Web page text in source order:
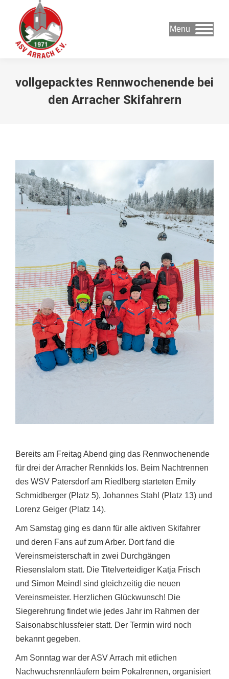
Menu
vollgepacktes Rennwochenende bei
den Arracher Skifahrern
Bereits am Freitag Abend ging das Rennwochenende
für drei der Arracher Rennkids los. Beim Nachtrennen
des WSV Patersdorf am Riedlberg starteten Emily
Schmidberger (Platz 5), Johannes Stahl (Platz 13) und
Lorenz Geiger (Platz 14).
Am Samstag ging es dann für alle aktiven Skifahrer
und deren Fans auf zum Arber. Dort fand die
Vereinsmeisterschaft in zwei Durchgängen
Riesenslalom statt. Die Titelverteidiger Katja Frisch
und Simon Meindl sind gleichzeitig die neuen
Vereinsmeister. Herzlichen Glückwunsch! Die
Siegerehrung findet wie jedes Jahr im Rahmen der
Saisonabschlussfeier statt. Der Termin wird noch
bekannt gegeben.
Am Sonntag war der ASV Arrach mit etlichen
Nachwuchsrennläufern beim Pokalrennen, organisiert